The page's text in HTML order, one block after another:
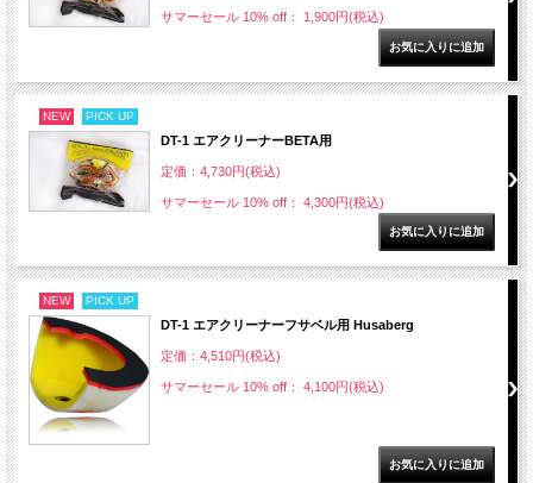
サマーセール 10% off： 1,900円(税込)
NEW PICK UP
DT-1 エアクリーナーBETA用
定価：4,730円(税込)
サマーセール 10% off： 4,300円(税込)
NEW PICK UP
DT-1 エアクリーナーフサベル用 Husaberg
定価：4,510円(税込)
サマーセール 10% off： 4,100円(税込)